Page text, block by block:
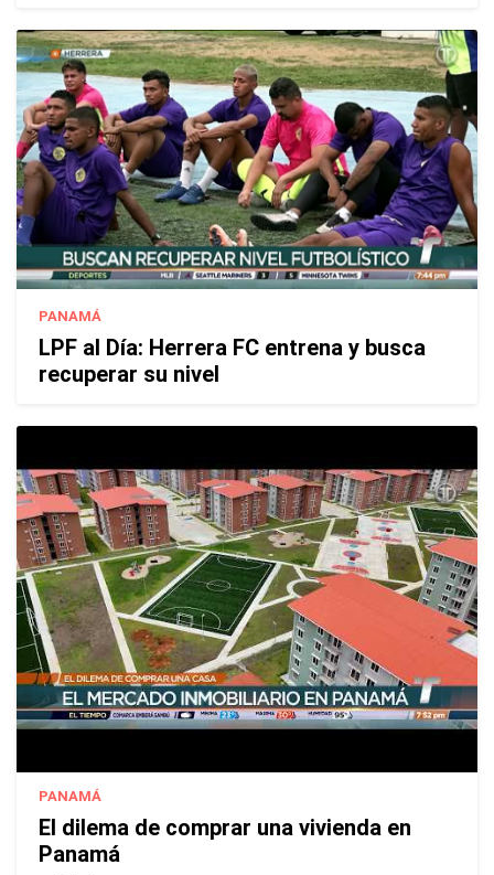
PANAMÁ
LPF al Día: Herrera FC entrena y busca
recuperar su nivel
PANAMÁ
El dilema de comprar una vivienda en
Panamá